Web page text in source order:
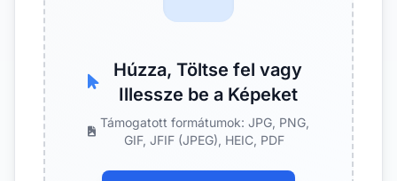
Húzza, Töltse fel vagy
Illessze be a Képeket
Támogatott formátumok: JPG, PNG,
GIF, JFIF (JPEG), HEIC, PDF